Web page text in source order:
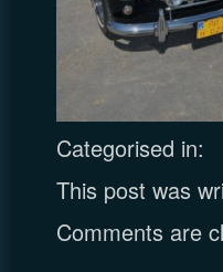
Categorised in:
This post was
Comments are